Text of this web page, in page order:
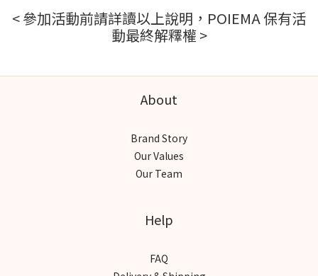
< 參加活動前請詳讀以上說明，POIEMA 保有活
動最終解釋權 >
About
Brand Story
Our Values
Our Team
Help
FAQ